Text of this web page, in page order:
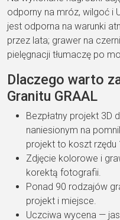
odporny na mróz, wilgoć i
jest odporna na warunki
przez lata; grawer na
pielęgnacji tłumaczę po
Dlaczego warto
Granitu GRAAL
Bezpłatny projekt 3D
naniesionym na
projekt to koszt rzędu
Zdjęcie kolorowe i
korektą fotografii.
Ponad 90 rodzajów
projekt i miejsce.
Uczciwa wycena —